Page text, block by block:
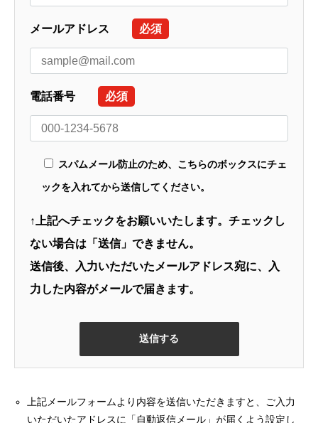
メールアドレス 必須
電話番号 必須
スパムメール防止のため、こちらのボックスにチェ
ックを入れてから送信してください。
↑上記へチェックをお願いいたします。チェックし
ない場合は「送信」できません。
送信後、入力いただいたメールアドレス宛に、入
力した内容がメールで届きます。
上記メールフォームより内容を送信いただきますと、ご入力
いただいたアドレスに「自動返信メール」が届くよう設定し